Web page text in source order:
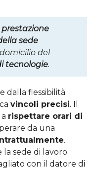
prestazione
sede
del
tecnologie.
dalla flessibilità
vincoli precisi. Il
rispettare orari di
da una
.
sede di lavoro
con il datore di